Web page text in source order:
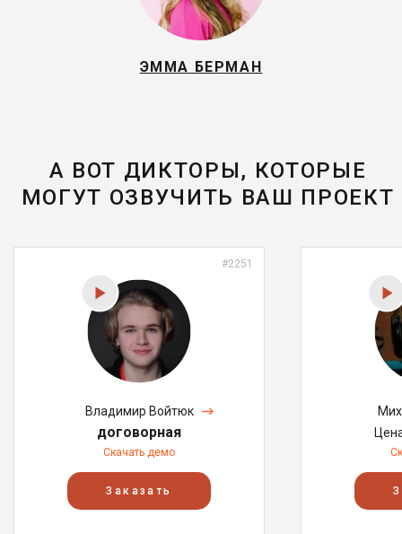
ЭММА БЕРМАН
А ВОТ ДИКТОРЫ, КОТОРЫЕ
МОГУТ ОЗВУЧИТЬ ВАШ ПРОЕКТ
#2251
Владимир Войтюк
договорная
Скачать демо
Заказать